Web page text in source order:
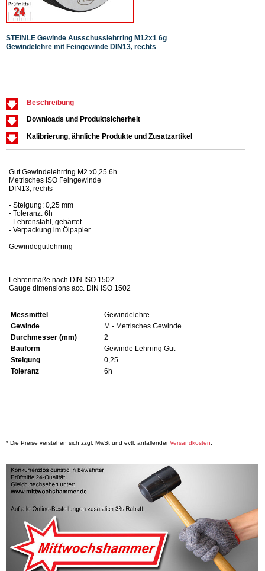
STEINLE Gewinde Ausschusslehrring M12x1 6g
Gewindelehre mit Feingewinde DIN13, rechts
Beschreibung
Downloads und Produktsicherheit
Kalibrierung, ähnliche Produkte und Zusatzartikel
Gut Gewindelehrring M2 x0,25 6h
Metrisches ISO Feingewinde
DIN13, rechts
- Steigung: 0,25 mm
- Toleranz: 6h
- Lehrenstahl, gehärtet
- Verpackung im Ölpapier
Gewindegutlehrring
Lehrenmaße nach DIN ISO 1502
Gauge dimensions acc. DIN ISO 1502
Messmittel
Gewindelehre
Gewinde
M - Metrisches Gewinde
Durchmesser (mm)
2
Bauform
Gewinde Lehrring Gut
Steigung
0,25
Toleranz
6h
* Die Preise verstehen sich zzgl. MwSt und evtl. anfallenderVersandkosten